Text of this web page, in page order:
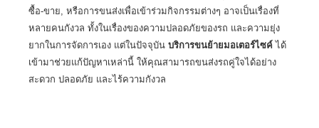
ซื้อ-ขาย, หรือการขนส่งเพื่อเข้าร่วมกิจกรรมต่างๆ อาจเป็นเรื่องที่
หลายคนกังวล ทั้งในเรื่องของความปลอดภัยของรถ และความยุ่ง
ยากในการจัดการเอง แต่ในปัจจุบัน บริการขนย้ายมอเตอร์ไซค์ ได้
เข้ามาช่วยแก้ปัญหาเหล่านี้ ให้คุณสามารถขนส่งรถคู่ใจได้อย่าง
สะดวก ปลอดภัย และไร้ความกังวล